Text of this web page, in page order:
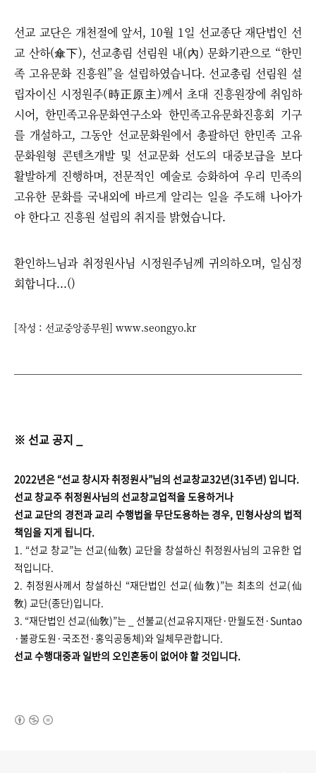
선교 교단은 개천절에 앞서, 10월 1일 선교종단 재단법인 선
교 산하(傘下), 선교총림 선림원 내(內) 문화기관으로 “한민
족 고유문화 진흥원”을 설립하였습니다. 선교총림 선림원 설
립자이신 시정원주(時正原主)께서 초대 진흥원장에 취임하
시어, 한민족고유문화연구소와 한민족고유문화진흥회 기구
를 개설하고, 그동안 선교문화원에서 총괄하던 한민족 고유
문화원형 콘텐츠개발 및 선교문화 선도의 대중보급을 보다
활발하게 진행하며, 전문적인 예술로 승화하여 우리 민족의
고유한 문화를 국내외에 바르게 알리는 일을 주도해 나아가
야 한다고 진흥원 설립의 취지를 밝혔습니다.
환인하느님과 취정원사님 시정원주님께 귀의하오며, 일심정
회합니다...()
[작성 : 선교중앙종무원] www.seongyo.kr
※ 선교 공지 _
2022년은 “선교 창시자 취정원사”님의 선교창교32년(31주년) 입니다.
선교 창교주 취정원사님의 선교창교업적을 도용하거나
선교 교단의 경전과 교리 수행법을 무단도용하는 경우, 민형사상의 법적
책임을 지게 됩니다.
1. “선교 창교”는 선교(仙敎) 교단을 창설하신 취정원사님의 고유한 업
적입니다.
2. 취정원사께서 창설하신 “재단법인 선교(仙敎)”는 최초의 선교(仙
敎) 교단(종단)입니다.
3. “재단법인 선교(仙敎)”는 _ 선불교(선교유지재단·만월도전·Suntao
·불광도원·국조전·홍익공동체)와 일체무관합니다.
선교 수행대중과 일반의 오인혼동이 없어야 할 것입니다.